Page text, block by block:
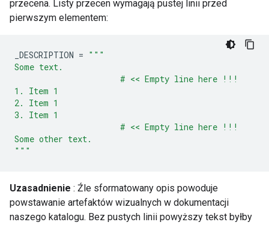
przecena. Listy przecen wymagają pustej linii przed
pierwszym elementem:
_DESCRIPTION = """
Some text.
                      # << Empty line here !!!
1. Item 1
2. Item 1
3. Item 1
                      # << Empty line here !!!
Some other text.
"""
Uzasadnienie : Źle sformatowany opis powoduje
powstawanie artefaktów wizualnych w dokumentacji
naszego katalogu. Bez pustych linii powyższy tekst byłby